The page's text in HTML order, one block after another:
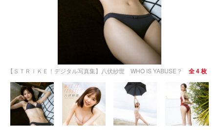
【ＳＴＲｉＫＥ！デジタル写真集】八伏紗世 WHO IS YABUSE？ 全 4 枚